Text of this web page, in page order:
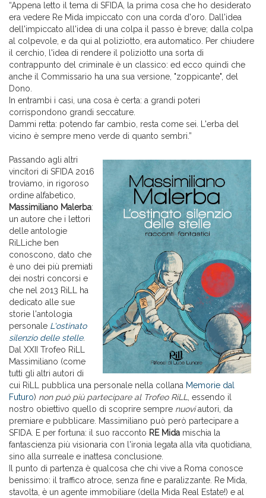
“Appena letto il tema di SFIDA, la prima cosa che ho desiderato
era vedere Re Mida impiccato con una corda d'oro. Dall'idea
dell'impiccato all'idea di una colpa il passo è breve; dalla colpa
al colpevole, e da qui al poliziotto, era automatico. Per chiudere
il cerchio, l'idea di rendere il poliziotto una sorta di
contrappunto del criminale è un classico: ed ecco quindi che
anche il Commissario ha una sua versione, "zoppicante", del
Dono.
In entrambi i casi, una cosa è certa: a grandi poteri
corrispondono grandi seccature.
Dammi retta: potendo far cambio, resta come sei. L'erba del
vicino è sempre meno verde di quanto sembri.”
Passando agli altri
vincitori di SFIDA 2016
troviamo, in rigoroso
ordine alfabetico,
Massimiliano Malerba:
un autore che i lettori
delle antologie
RiLLiche ben
conoscono, dato che
è uno dei più premiati
dei nostri concorsi e
che nel 2013 RiLL ha
dedicato alle sue
storie l'antologia
personale L'ostinato
silenzio delle stelle.
Dal XXII Trofeo RiLL
Massimiliano (come
tutti gli altri autori di
cui RiLL pubblica una personale nella collana Memorie dal
Futuro) non può più partecipare al Trofeo RiLL
, essendo il
nostro obiettivo quello di scoprire sempre nuoviautori, da
premiare e pubblicare. Massimiliano può però partecipare a
SFIDA. E per fortuna: il suo racconto RE Mida mischia la
fantascienza più visionaria con l'ironia legata alla vita quotidiana,
sino alla surreale e inattesa conclusione.
Il punto di partenza è qualcosa che chi vive a Roma conosce
benissimo: il traffico atroce, senza fine e paralizzante. Re Mida,
stavolta, è un agente immobiliare (della Mida Real Estate!) e al